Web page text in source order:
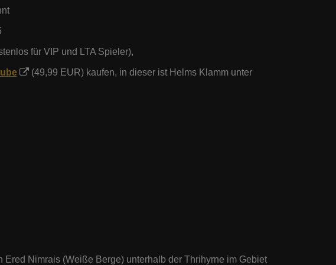
für VIP und LTA Spieler),
(49,99 EUR) kaufen, in dieser ist Helms Klamm unter
Nimrais (Weiße Berge) unterhalb der Thrihyrne im Gebiet